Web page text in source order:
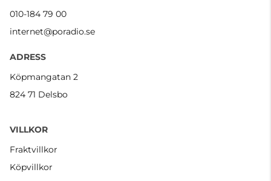
010-184 79 00
internet@poradio.se
ADRESS
Köpmangatan 2
824 71 Delsbo
VILLKOR
Fraktvillkor
Köpvillkor